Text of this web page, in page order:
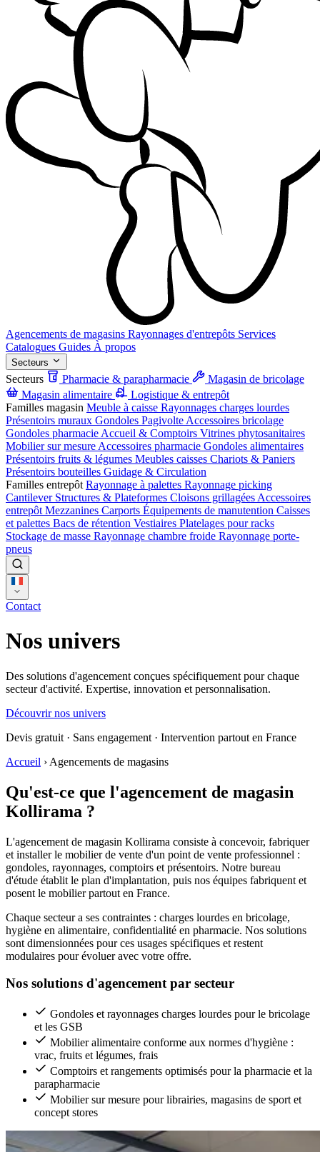
Agencements de magasins Rayonnages d'entrepôts Services
Catalogues Guides À propos
Secteurs
Secteurs Pharmacie & parapharmacie
Magasin de bricolage
Magasin alimentaire
Logistique & entrepôt
Familles magasin Meuble à caisse Rayonnages charges lourdes
Présentoirs muraux Gondoles Pagivolte Accessoires bricolage
Gondoles pharmacie Accueil & Comptoirs Vitrines phytosanitaires
Mobilier sur mesure Accessoires pharmacie Gondoles alimentaires
Présentoirs fruits & légumes Meubles caisses Chariots & Paniers
Présentoirs bouteilles Guidage & Circulation
Familles entrepôt Rayonnage à palettes Rayonnage picking
Cantilever Structures & Plateformes Cloisons grillagées Accessoires
entrepôt Mezzanines Carports Équipements de manutention Caisses
et palettes Bacs de rétention Vestiaires Platelages pour racks
Stockage de masse Rayonnage chambre froide Rayonnage porte-
pneus
Contact
Nos univers
Des solutions d'agencement conçues spécifiquement pour chaque
secteur d'activité. Expertise, innovation et personnalisation.
Découvrir nos univers
Devis gratuit · Sans engagement · Intervention partout en France
Accueil › Agencements de magasins
Qu'est-ce que l'agencement de magasin
Kollirama ?
L'agencement de magasin Kollirama consiste à concevoir, fabriquer
et installer le mobilier de vente d'un point de vente professionnel :
gondoles, rayonnages, comptoirs et présentoirs. Notre bureau
d'étude établit le plan d'implantation, puis nos équipes fabriquent et
posent le mobilier partout en France.
Chaque secteur a ses contraintes : charges lourdes en bricolage,
hygiène en alimentaire, confidentialité en pharmacie. Nos solutions
sont dimensionnées pour ces usages spécifiques et restent
modulaires pour évoluer avec votre offre.
Nos solutions d'agencement par secteur
Gondoles et rayonnages charges lourdes pour le bricolage
et les GSB
Mobilier alimentaire conforme aux normes d'hygiène :
vrac, fruits et légumes, frais
Comptoirs et rangements optimisés pour la pharmacie et la
parapharmacie
Mobilier sur mesure pour librairies, magasins de sport et
concept stores